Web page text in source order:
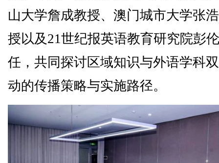
山大学詹成教授、澳门城市大学张
授以及21世纪报英语教育研究院彭
任，共同探讨区域知识与外语学科
动的传播策略与实施路径。